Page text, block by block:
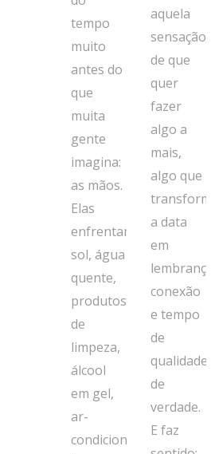
tempo
muito
antes do
que
muita
gente
imagina:
as mãos.
Elas
enfrentam
sol, água
quente,
produtos
de
limpeza,
álcool
em gel,
ar-
condicionado,
aquela
sensação
de que
quer
fazer
algo a
mais,
algo que
transforme
a data
em
lembrança,
conexão
e tempo
de
qualidade
de
verdade.
E faz